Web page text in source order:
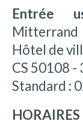
Entrée
Mitterrand
Hôtel de
CS 50108 -
Standard :